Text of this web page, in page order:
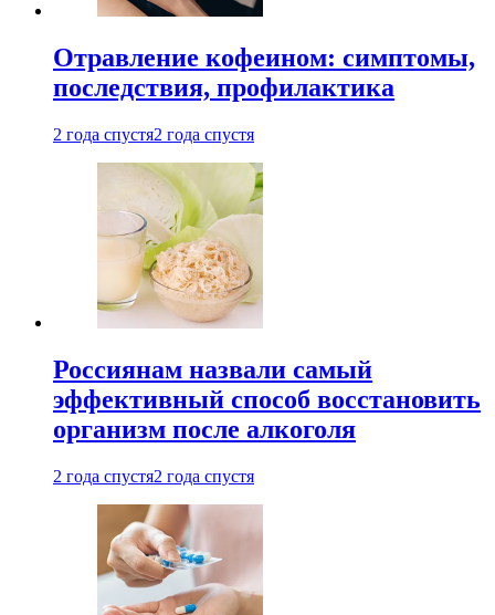
Отравление кофеином: симптомы,
последствия, профилактика
2 года спустя2 года спустя
Россиянам назвали самый
эффективный способ восстановить
организм после алкоголя
2 года спустя2 года спустя